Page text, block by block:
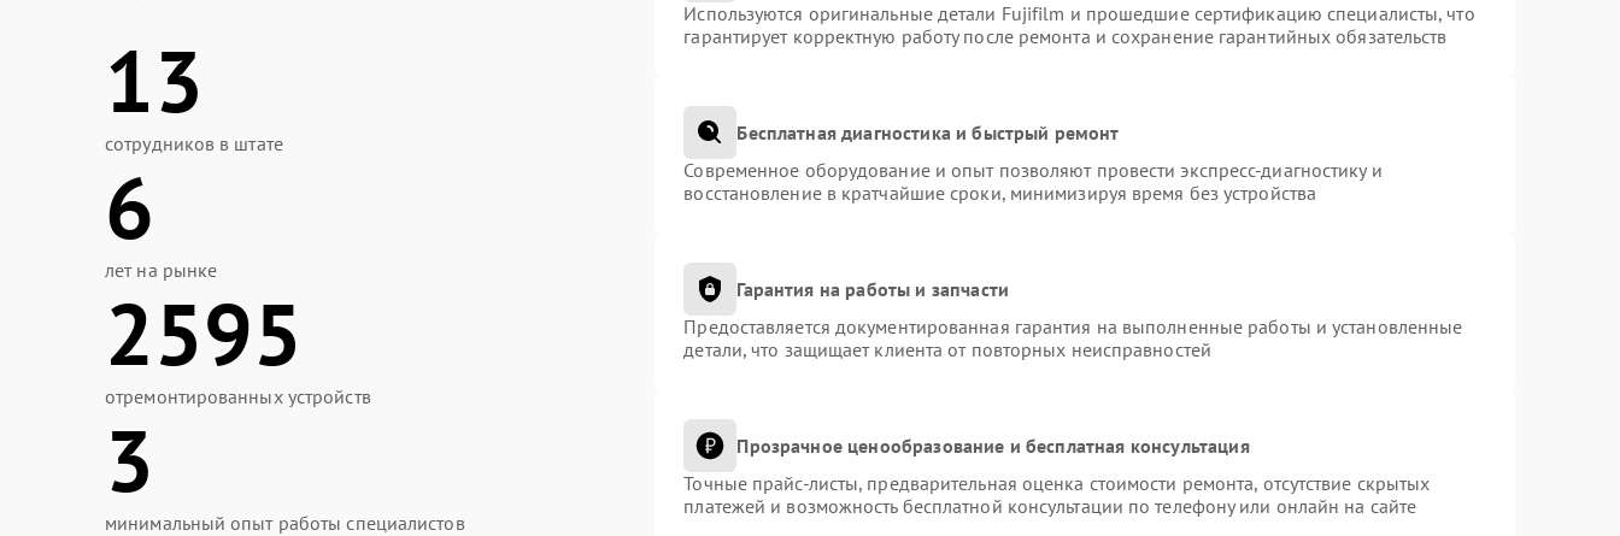
13
сотрудников в штате
6
лет на рынке
2595
отремонтированных устройств
3
минимальный опыт работы специалистов
Используются оригинальные детали Fujifilm и прошедшие сертификацию специалисты, что
гарантирует корректную работу после ремонта и сохранение гарантийных обязательств
Бесплатная диагностика и быстрый ремонт
Современное оборудование и опыт позволяют провести экспресс-диагностику и
восстановление в кратчайшие сроки, минимизируя время без устройства
Гарантия на работы и запчасти
Предоставляется документированная гарантия на выполненные работы и установленные
детали, что защищает клиента от повторных неисправностей
Прозрачное ценообразование и бесплатная консультация
Точные прайс-листы, предварительная оценка стоимости ремонта, отсутствие скрытых
платежей и возможность бесплатной консультации по телефону или онлайн на сайте